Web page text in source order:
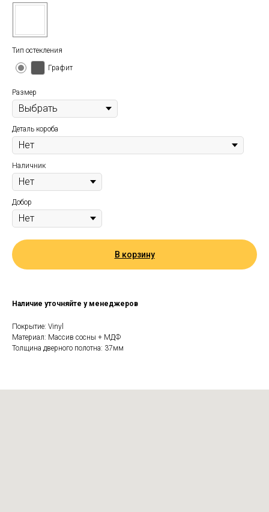
Тип остекления
Графит
Размер
Деталь короба
Наличник
Добор
В корзину
Наличие уточняйте у менеджеров
Покрытие: Vinyl
Материал: Массив сосны + МДФ
Толщина дверного полотна: 37мм